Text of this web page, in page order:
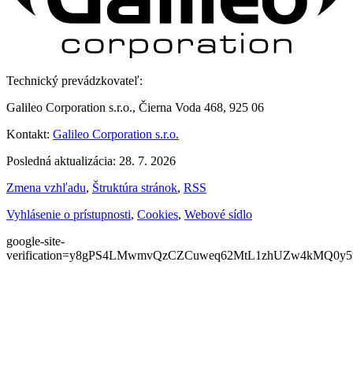
Technický prevádzkovateľ:
Galileo Corporation s.r.o., Čierna Voda 468, 925 06
Kontakt: Galileo Corporation s.r.o.
Posledná aktualizácia: 28. 7. 2026
Zmena vzhľadu, Štruktúra stránok, RSS
Vyhlásenie o prístupnosti, Cookies, Webové sídlo
google-site-